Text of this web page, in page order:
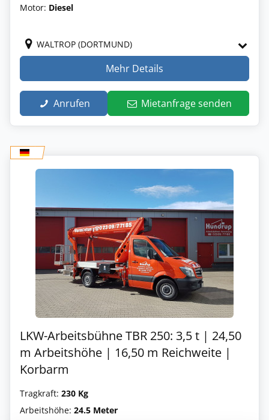
Motor: Diesel
WALTROP (DORTMUND)
Mehr Details
Anrufen Mietanfrage senden
LKW-Arbeitsbühne TBR 250: 3,5 t | 24,50
m Arbeitshöhe | 16,50 m Reichweite |
Korbarm
Tragkraft: 230 Kg
Arbeitshöhe: 24.5 Meter